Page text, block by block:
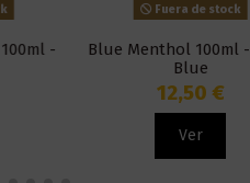
Fuera de stock
Blue Menthol 100ml - Deep